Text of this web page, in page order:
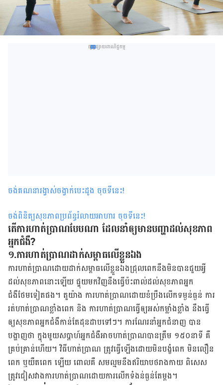
ផ្សព្វផ្សាយពាណិជ្ជកម្ម
ចង់គណនារង្វាស់ចង្វាក់បេះដូង ចុចទីនេះ!
ចង់ពិនិត្យសុខភាពប្រព័ន្ធរំលាយអាហារ ចុចទីនេះ!
តើការហាត់ប្រាណបែបណា ដែលនាំឲ្យមានបញ្ហាដល់សុខភាព
អ្នកជំងឺ?
១.ការហាត់ប្រាណដាក់សម្ពាធលើខ្លួនឯង
ការហាត់ប្រាណដោយដាក់សម្ពាធលើខ្លួនឯងជ្រុលពេកនឹងមិនបានជួយអ្វី
ដល់សុខភាពនោះឡើយ ផ្ទុយមកវិញនឹងធ្វើប៉ះពាល់ដល់សុខភាពអ្នក
ជំងឺថែមទៀតផង។ តួយ៉ាង ការហាត់ប្រាណដោយខំប្រឹងលើកទម្ងន់ធ្ងន់ ការ
រត់ហាត់ប្រាណខ្លាំងពេក និង ការហាត់ប្រាណធ្វើឲ្យអស់កម្លាំងខ្លាំង នឹងធ្វើ
ឲ្យសុខភាពអ្នកជំងឺកាន់តែដុនដាបទៅៗ។ ការណែរនាំអ្នកជំនាញ បាន
បង្ហាញថា ក្នុងមួយសប្ដាហ៍អ្នកជំងឺអាចហាត់ប្រាណបានត្រឹម ១៥០នាទី គឺ
គ្រប់គ្រាន់ហើយ​។ វិធីហាត់ប្រាណ ត្រូវ​ធ្វើ​ឡើង​ដោយ​មិនបង្ខំពេក មិនលឿន
ពេក ឬយឺតពេក ឡើយ ពោល​គឺ សមល្មមនឹងឥរិយាបថរាងកាយ ពិសេស
ត្រូវជៀសវាងការហាត់ប្រាណដោយការលើកទំងន់ធ្ងន់តែម្ដង។